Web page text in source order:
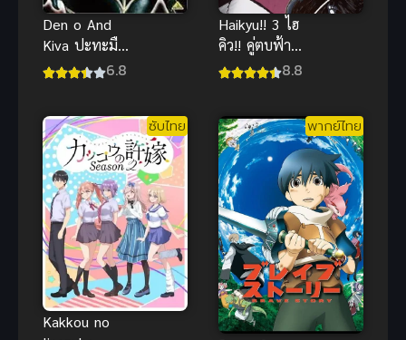
Den o And
Kiva ปะทะมือ
ปราบวิญญาณ
สนุกครบรส
6.8
Haikyu!! 3 ไฮ
คิว!! คู่ตบฟ้า
ประทาน ภาค
8.8
ซับไทย
Kakkou no
พากย์ไทย